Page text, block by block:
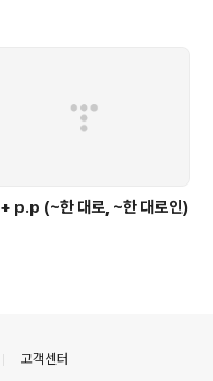
p.p (~한 대로, ~한 대로인)
고객센터